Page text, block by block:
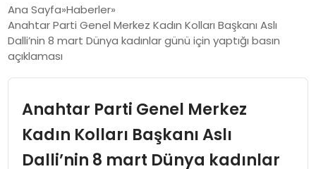
EKONOMI
TEKNOLOJI
EĞITIM
Ana Sayfa Haberler
Anahtar Parti Genel Merkez Kadın Kolları Başkanı Aslı
Dalli’nin 8 mart Dünya kadınlar günü için yaptığı basın
açıklaması
Anahtar Parti Genel Merkez
Kadın Kolları Başkanı Aslı
Dalli’nin 8 mart Dünya kadınlar